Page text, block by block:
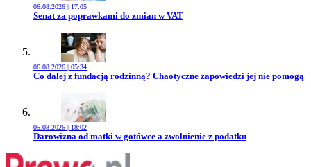
06.08.2026 | 17:05
Przejdź do artykułu:
Senat za poprawkami do zmian w VAT
06.08.2026 | 05:34
Przejdź do artykułu:
Co dalej z fundacją rodzinną? Chaotyczne zapowiedzi jej nie pomogą
05.08.2026 | 18:02
Przejdź do artykułu:
Darowizna od matki w gotówce a zwolnienie z podatku